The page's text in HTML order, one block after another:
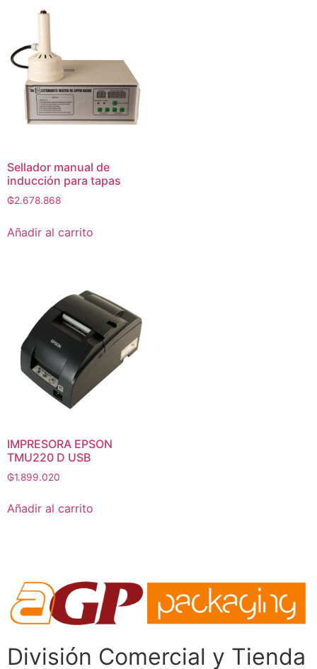
Sellador manual de
inducción para tapas
₲2.678.868
Añadir al carrito
IMPRESORA EPSON
TMU220 D USB
₲1.899.020
Añadir al carrito
División Comercial​ y Tienda